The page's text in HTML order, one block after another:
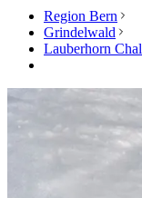
Region Bern
Grindelwald
Lauberhorn